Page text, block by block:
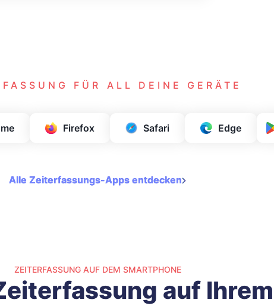
FÜR ALL DEINE GERÄTE
Firefox Safari Edge
Alle Zeiterfassungs-Apps entdecken
ZEITERFASSUNG AUF DEM SMARTPHONE
auf